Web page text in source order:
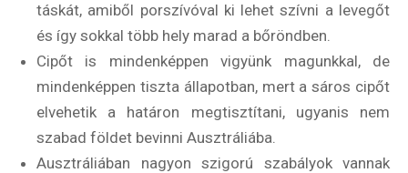
táskát, amiből porszívóval ki lehet szívni a levegőt
és így sokkal több hely marad a bőröndben.
Cipőt is mindenképpen vigyünk magunkkal, de
mindenképpen tiszta állapotban, mert a sáros cipőt
elvehetik a határon megtisztítani, ugyanis nem
szabad földet bevinni Ausztráliába.
Ausztráliában nagyon szigorú szabályok vannak